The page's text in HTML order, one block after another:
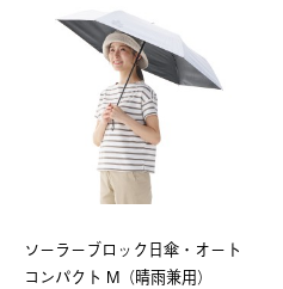
ソーラーブロック日傘・オート
コンパクト M（晴雨兼用）